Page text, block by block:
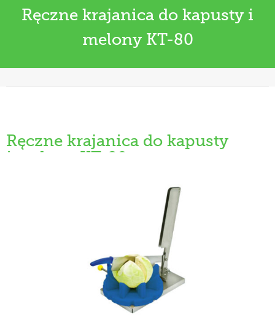
Ręczne krajanica do kapusty i
melony KT-80
Ręczne krajanica do kapusty